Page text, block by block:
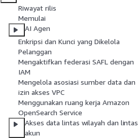
Riwayat rilis
Memulai
AI Agen
Enkripsi dan Kunci yang Dikelola
Pelanggan
Mengaktifkan federasi SAFL dengan
IAM
Mengelola asosiasi sumber data dan
izin akses VPC
Menggunakan ruang kerja Amazon
OpenSearch Service
Akses data lintas wilayah dan lintas
akun